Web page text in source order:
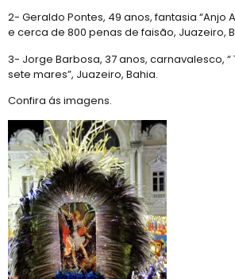
2- Geraldo Pontes, 49 anos, fantasia “Anjo
e cerca de 800 penas de faisão, Juazeiro,
3- Jorge Barbosa, 37 anos, carnavalesco,
sete mares”, Juazeiro, Bahia.
Confira ás imagens.